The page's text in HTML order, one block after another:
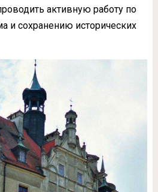
активную работу по
и сохранению исторических